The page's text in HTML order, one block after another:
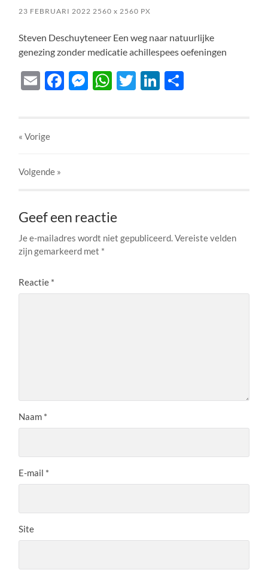
23 FEBRUARI 2022 2560x 2560 PX
Steven Deschuyteneer Een weg naar natuurlijke
genezing zonder medicatie achillespees oefeningen
EmailFacebook
Messenger
WhatsApp
TwitterLinkedIn
« Vorige
Volgende »
Geef een reactie
Je e-mailadres wordt niet gepubliceerd.Vereiste velden
zijn gemarkeerd met *
Reactie *
Naam *
E-mail *
Site